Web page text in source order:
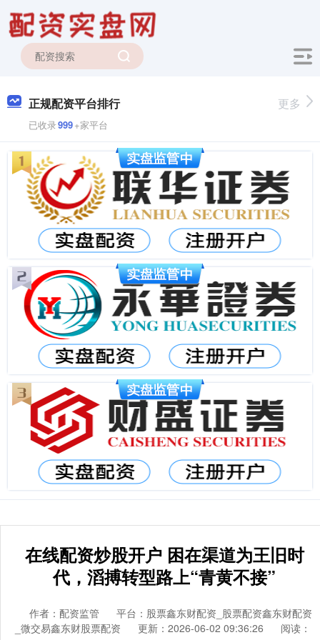
正规配资平台排行
已收录999+家平台
更多
在线配资炒股开户 困在渠道为王旧时
代，滔搏转型路上“青黄不接”
作者：配资监管
平台：股票鑫东财配资_股票配资鑫东财配资
_微交易鑫东财股票配资
更新：2026-06-02 09:36:26
阅读：